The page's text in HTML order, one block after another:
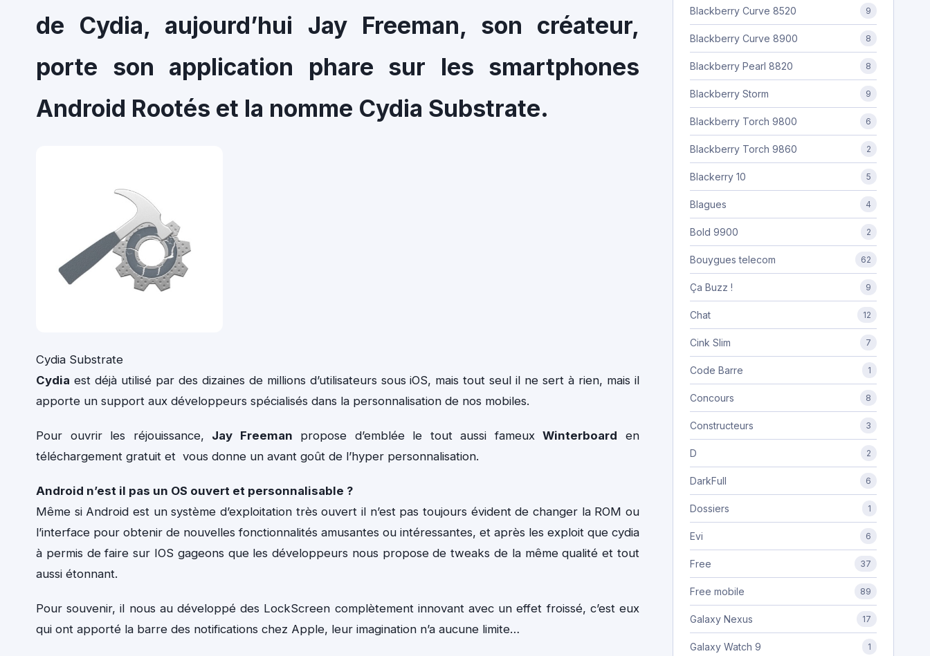
de Cydia, aujourd’hui Jay Freeman, son créateur,
porte son application phare sur les smartphones
Android Rootés et la nomme Cydia Substrate.
Cydia Substrate
Cydia est déjà utilisé par des dizaines de millions d’utilisateurs sous iOS, mais tout seul il ne sert à rien, mais il
apporte un support aux développeurs spécialisés dans la personnalisation de nos mobiles.
Pour ouvrir les réjouissance, Jay Freeman propose d’emblée le tout aussi fameuxWinterboard en
téléchargement gratuit et vous donne un avant goût de l’hyper personnalisation.
Android n’est il pas un OS ouvert et personnalisable ?
Même si Android est un système d’exploitation très ouvert il n’est pas toujours évident de changer la ROM ou
l’interface pour obtenir de nouvelles fonctionnalités amusantes ou intéressantes, et après les exploit que cydia
à permis de faire sur IOS gageons que les développeurs nous propose de tweaks de la même qualité et tout
aussi étonnant.
Pour souvenir, il nous au développé des LockScreen complètement innovant avec un effet froissé, c’est eux
qui ont apporté la barre des notifications chez Apple, leur imagination n’a aucune limite…
Blackberry Curve 8520 9
Blackberry Curve 8900 8
Blackberry Pearl 8820 8
Blackberry Storm 9
Blackberry Torch 9800 6
Blackberry Torch 9860 2
Blackerry 10 5
Blagues 4
Bold 9900 2
Bouygues telecom 62
Ça Buzz ! 9
Chat 12
Cink Slim 7
Code Barre 1
Concours 8
Constructeurs 3
D 2
DarkFull 6
Dossiers 1
Evi 6
Free 37
Free mobile 89
Galaxy Nexus 17
Galaxy Watch 9 1